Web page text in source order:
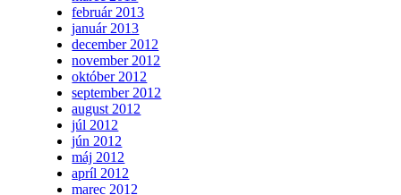
február 2013
január 2013
december 2012
november 2012
október 2012
september 2012
august 2012
júl 2012
jún 2012
máj 2012
apríl 2012
marec 2012